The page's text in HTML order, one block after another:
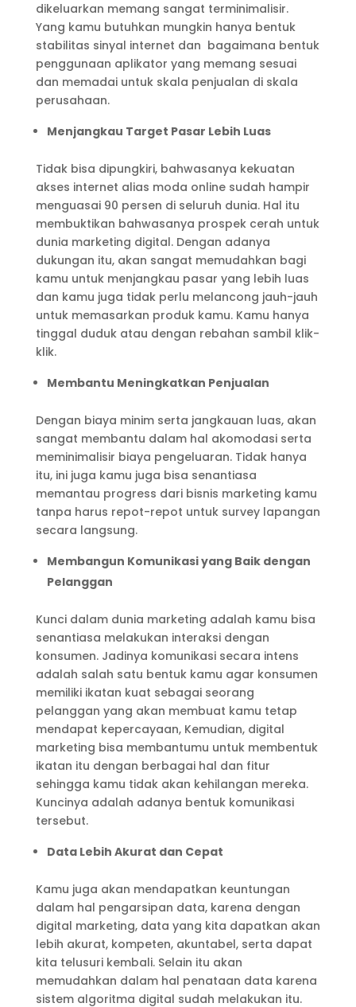
dikeluarkan memang sangat terminimalisir.
Yang kamu butuhkan mungkin hanya bentuk
stabilitas sinyal internet dan bagaimana bentuk
penggunaan aplikator yang memang sesuai
dan memadai untuk skala penjualan di skala
perusahaan.
Menjangkau Target Pasar Lebih Luas
Tidak bisa dipungkiri, bahwasanya kekuatan
akses internet alias moda online sudah hampir
menguasai 90 persen di seluruh dunia. Hal itu
membuktikan bahwasanya prospek cerah untuk
dunia marketing digital. Dengan adanya
dukungan itu, akan sangat memudahkan bagi
kamu untuk menjangkau pasar yang lebih luas
dan kamu juga tidak perlu melancong jauh-jauh
untuk memasarkan produk kamu. Kamu hanya
tinggal duduk atau dengan rebahan sambil klik-
klik.
Membantu Meningkatkan Penjualan
Dengan biaya minim serta jangkauan luas, akan
sangat membantu dalam hal akomodasi serta
meminimalisir biaya pengeluaran. Tidak hanya
itu, ini juga kamu juga bisa senantiasa
memantau progress dari bisnis marketing kamu
tanpa harus repot-repot untuk survey lapangan
secara langsung.
Membangun Komunikasi yang Baik dengan
Pelanggan
Kunci dalam dunia marketing adalah kamu bisa
senantiasa melakukan interaksi dengan
konsumen. Jadinya komunikasi secara intens
adalah salah satu bentuk kamu agar konsumen
memiliki ikatan kuat sebagai seorang
pelanggan yang akan membuat kamu tetap
mendapat kepercayaan, Kemudian, digital
marketing bisa membantumu untuk membentuk
ikatan itu dengan berbagai hal dan fitur
sehingga kamu tidak akan kehilangan mereka.
Kuncinya adalah adanya bentuk komunikasi
tersebut.
Data Lebih Akurat dan Cepat
Kamu juga akan mendapatkan keuntungan
dalam hal pengarsipan data, karena dengan
digital marketing, data yang kita dapatkan akan
lebih akurat, kompeten, akuntabel, serta dapat
kita telusuri kembali. Selain itu akan
memudahkan dalam hal penataan data karena
sistem algoritma digital sudah melakukan itu.